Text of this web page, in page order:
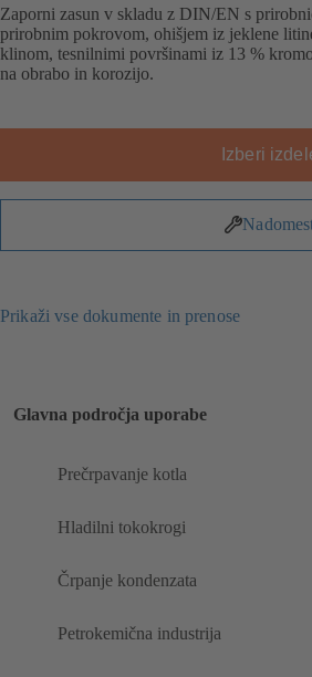
Zaporni zasun v skladu z DIN/EN s
prirobnim pokrovom, ohišjem iz jeklene
klinom, tesnilnimi površinami iz 13 %
na obrabo in korozijo.
Izberi
Prikaži vse dokumente in prenose
Glavna področja uporabe
Prečrpavanje kotla
Hladilni tokokrogi
Črpanje kondenzata
Petrokemična industrija